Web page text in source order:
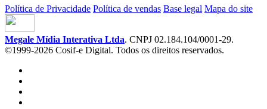
Política de Privacidade Política de vendas Base legal Mapa do site
Megale Mídia Interativa Ltda. CNPJ 02.184.104/0001-29.
©1999-2026 Cosif-e Digital. Todos os direitos reservados.